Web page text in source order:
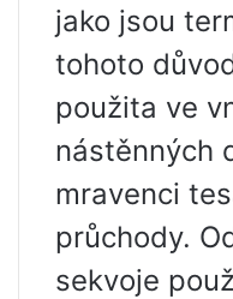
jako jsou
tohoto
použita ve
nástěnných
mravenci
průchody.
sekvoje